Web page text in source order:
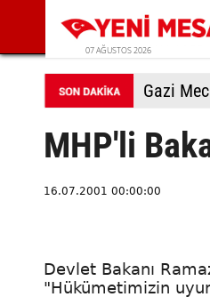
07 AĞUSTOS 2026
Gazi
MHP'li
16.07.2001 00:00:00
Devlet Bakanı
"Hükümetimizin